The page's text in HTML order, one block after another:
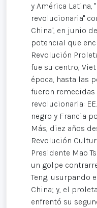
y América Latina,
revolucionaria"
China", en junio
potencial que
Revolución
fue su centro,
época, hasta las
fueron
revolucionaria:
negro y Francia
Más, diez años
Revolución
Presidente Mao
un golpe
Teng, usurpando
China; y, el
enfrentó su